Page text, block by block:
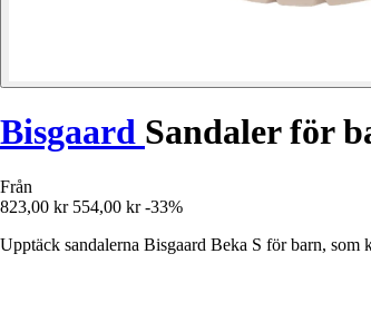
Bisgaard Sandaler för
Från
823,00 kr 554,00 kr -33%
Upptäck sandalerna Bisgaard Beka S för barn,